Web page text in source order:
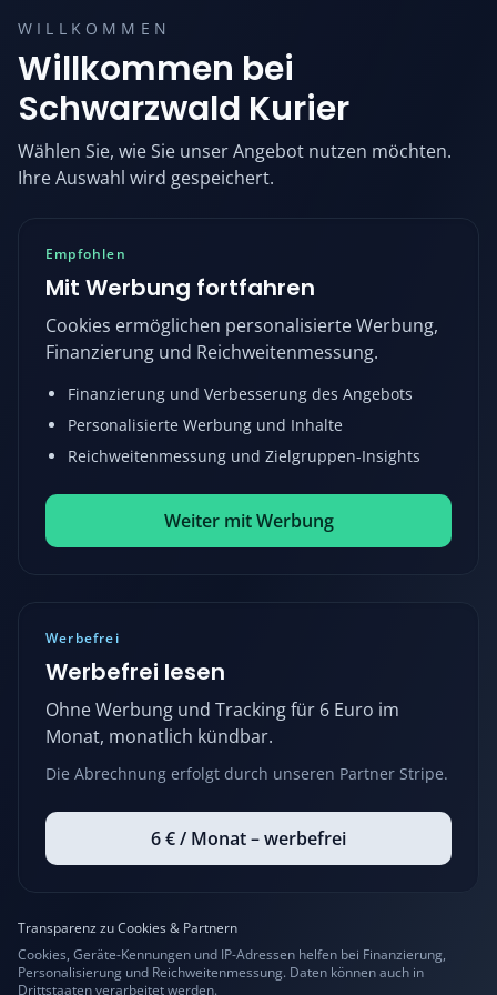
WILLKOMMEN
Willkommen bei
Schwarzwald Kurier
Wählen Sie, wie Sie unser Angebot nutzen möchten.
Ihre Auswahl wird gespeichert.
Empfohlen
Mit Werbung fortfahren
Cookies ermöglichen personalisierte Werbung,
Finanzierung und Reichweitenmessung.
Finanzierung und Verbesserung des Angebots
Personalisierte Werbung und Inhalte
Reichweitenmessung und Zielgruppen-Insights
Weiter mit Werbung
Werbefrei
Werbefrei lesen
Ohne Werbung und Tracking für 6 Euro im
Monat, monatlich kündbar.
Die Abrechnung erfolgt durch unseren Partner Stripe.
6 € / Monat – werbefrei
Transparenz zu Cookies & Partnern
Cookies, Geräte-Kennungen und IP-Adressen helfen bei Finanzierung,
Personalisierung und Reichweitenmessung. Daten können auch in
Drittstaaten verarbeitet werden.